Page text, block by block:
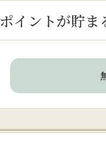
ポイントが貯ま